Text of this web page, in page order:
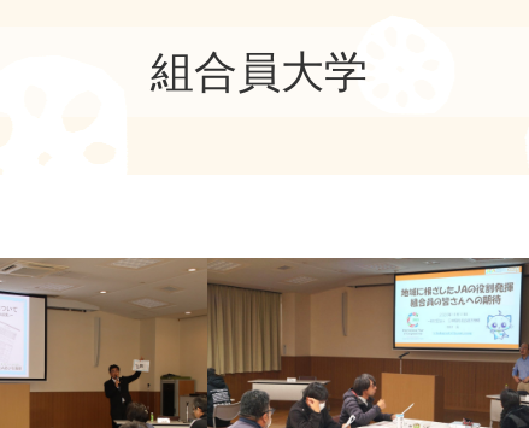
組合員大学